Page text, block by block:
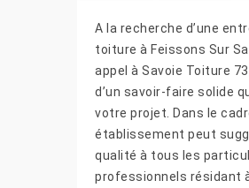
A la recherche d’une
toiture à Feissons Sur
appel à Savoie Toiture
d’un savoir-faire solide
votre projet. Dans le
établissement peut
qualité à tous les
professionnels résidant